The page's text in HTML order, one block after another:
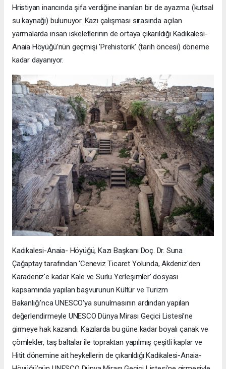
Hristiyan inancında şifa verdiğine inanılan bir de ayazma (kutsal
su kaynağı) bulunuyor. Kazı çalışması sırasında açılan
yarmalarda insan iskeletlerinin de ortaya çıkarıldığı Kadıkalesi-
Anaia Höyüğü’nün geçmişi 'Prehistorik' (tarih öncesi) döneme
kadar dayanıyor.
Kadıkalesi-Anaia- Höyüğü, Kazı Başkanı Doç. Dr. Suna
Çağaptay tarafından ‘Ceneviz Ticaret Yolunda, Akdeniz'den
Karadeniz'e kadar Kale ve Surlu Yerleşimler’ dosyası
kapsamında yapılan başvurunun Kültür ve Turizm
Bakanlığı’nca UNESCO'ya sunulmasının ardından yapılan
değerlendirmeyle UNESCO Dünya Mirası Geçici Listesi’ne
girmeye hak kazandı. Kazılarda bu güne kadar boyalı çanak ve
çömlekler, taş baltalar ile topraktan yapılmış çeşitli kaplar ve
Hitit dönemine ait heykellerin de çıkarıldığı Kadıkalesi-Anaia-